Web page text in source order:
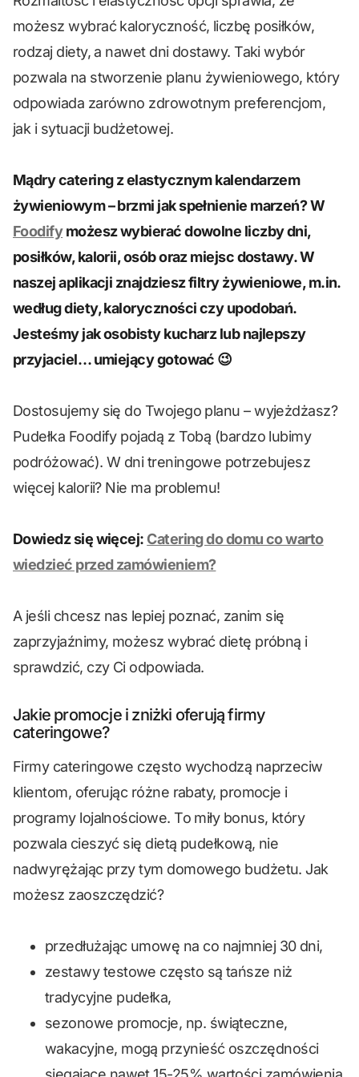
możesz wybrać kaloryczność, liczbę posiłków,
rodzaj diety, a nawet dni dostawy. Taki wybór
pozwala na stworzenie planu żywieniowego, który
odpowiada zarówno zdrowotnym preferencjom,
jak i sytuacji budżetowej.
Mądry catering z elastycznym kalendarzem
żywieniowym – brzmi jak spełnienie marzeń? W
Foodifymożesz wybierać dowolne liczby dni,
posiłków, kalorii, osób oraz miejsc dostawy. W
naszej aplikacji znajdziesz filtry żywieniowe, m.in.
według diety, kaloryczności czy upodobań.
Jesteśmy jak osobisty kucharz lub najlepszy
przyjaciel… umiejący gotować 😉
Dostosujemy się do Twojego planu – wyjeżdżasz?
Pudełka Foodify pojadą z Tobą (bardzo lubimy
podróżować). W dni treningowe potrzebujesz
więcej kalorii? Nie ma problemu!
Dowiedz się więcej: Catering do domu co warto
wiedzieć przed zamówieniem?
A jeśli chcesz nas lepiej poznać, zanim się
zaprzyjaźnimy, możesz wybrać dietę próbną i
sprawdzić, czy Ci odpowiada.
Jakie promocje i zniżki oferują firmy
cateringowe?
Firmy cateringowe często wychodzą naprzeciw
klientom, oferując różne rabaty, promocje i
programy lojalnościowe. To miły bonus, który
pozwala cieszyć się dietą pudełkową, nie
nadwyrężając przy tym domowego budżetu. Jak
możesz zaoszczędzić?
przedłużając umowę na co najmniej 30 dni,
zestawy testowe często są tańsze niż
tradycyjne pudełka,
sezonowe promocje, np. świąteczne,
wakacyjne, mogą przynieść oszczędności